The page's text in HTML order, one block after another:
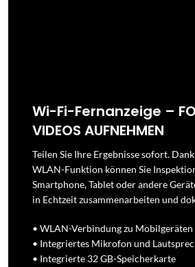
Wi-Fi-Fernanzeige –
VIDEOS AUFNEHMEN
Teilen Sie Ihre Ergebnisse sofort.
WLAN-Funktion können Sie
Smartphone, Tablet oder andere
in Echtzeit zusammenarbeiten und
• WLAN-Verbindung zu Mobilgeräten
• Integriertes Mikrofon und
• Integrierte 32 GB-Speicherkarte